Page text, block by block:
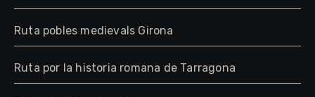
Ruta pobles medievals Girona
Ruta por la historia romana de Tarragona